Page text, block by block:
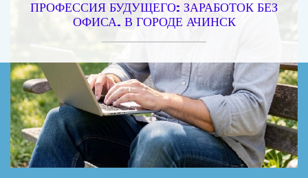
ПРОФЕССИЯ БУДУЩЕГО: ЗАРАБОТОК БЕЗ
ОФИСА. В ГОРОДЕ АЧИНСК